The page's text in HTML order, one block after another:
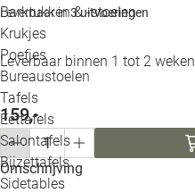
Barkrukken & -stoelen
Krukjes
Poefjes
Bureaustoelen
Tafels
Eettafels
Salontafels
Bijzettafels
Sidetables
Leverbaar in3 uitvoeringen
Leverbaar binnen 1 tot 2 weken
159,-
Omschrijving